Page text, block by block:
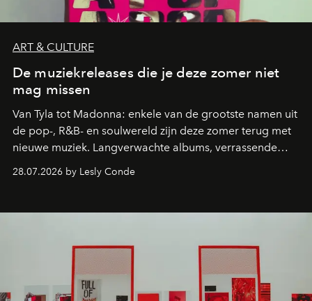
ART & CULTURE
De muziekreleases die je deze zomer niet
mag missen
Van Tyla tot Madonna: enkele van de grootste namen uit
de pop-, R&B- en soulwereld zijn deze zomer terug met
nieuwe muziek. Langverwachte albums, verrassende
comebacks en veelbelovende nieuwe projecten: dit zijn
de releases die je niet mag missen.
28.07.2026 by Lesly Conde